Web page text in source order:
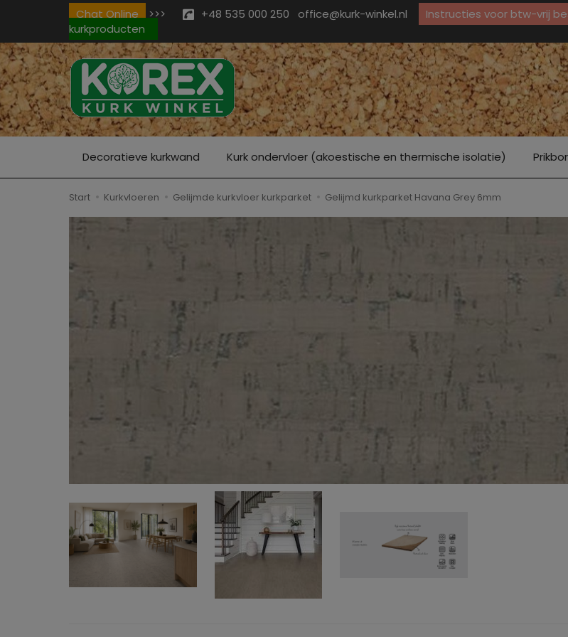
Chat Online >>> +48 535 000 250 office@kurk-winkel.nl Instructies voor btw-vrij
kurkproducten
Decoratieve kurkwand Kurk ondervloer (akoestische en thermische isolatie)
Start Kurkvloeren Gelijmde kurkvloer kurkparket Gelijmd kurkparket Havana Grey 6mm